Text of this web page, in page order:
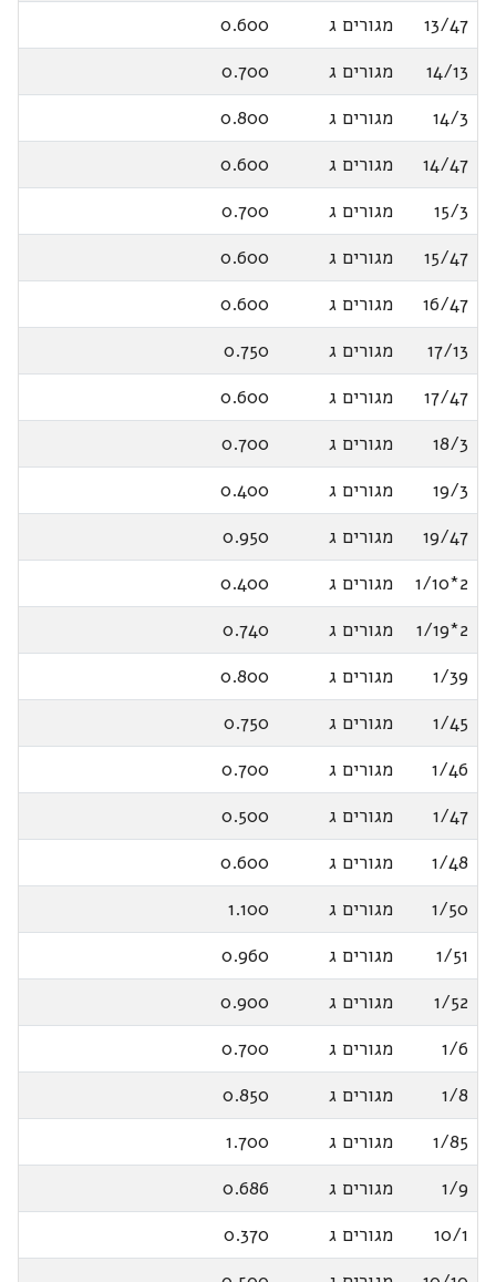
13/47
מגורים ג
0.600
14/13
מגורים ג
0.700
14/3
מגורים ג
0.800
14/47
מגורים ג
0.600
15/3
מגורים ג
0.700
15/47
מגורים ג
0.600
16/47
מגורים ג
0.600
17/13
מגורים ג
0.750
17/47
מגורים ג
0.600
18/3
מגורים ג
0.700
19/3
מגורים ג
0.400
19/47
מגורים ג
0.950
2*1/10
מגורים ג
0.400
2*1/19
מגורים ג
0.740
1/39
מגורים ג
0.800
1/45
מגורים ג
0.750
1/46
מגורים ג
0.700
1/47
מגורים ג
0.500
1/48
מגורים ג
0.600
1/50
מגורים ג
1.100
1/51
מגורים ג
0.960
1/52
מגורים ג
0.900
1/6
מגורים ג
0.700
1/8
מגורים ג
0.850
1/85
מגורים ג
1.700
1/9
מגורים ג
0.686
10/1
מגורים ג
0.370